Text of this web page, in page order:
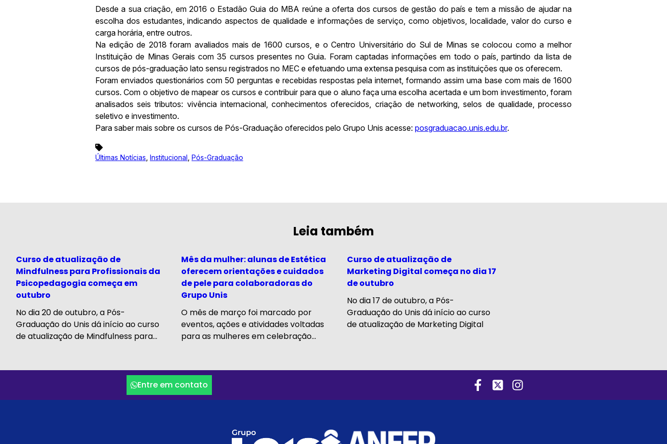
Desde a sua criação, em 2016 o Estadão Guia do MBA reúne a oferta dos cursos de gestão do país e tem a missão de ajudar na
escolha dos estudantes, indicando aspectos de qualidade e informações de serviço, como objetivos, localidade, valor do curso e
carga horária, entre outros.
Na edição de 2018 foram avaliados mais de 1600 cursos, e o Centro Universitário do Sul de Minas se colocou como a melhor
Instituição de Minas Gerais com 35 cursos presentes no Guia. Foram captadas informações em todo o país, partindo da lista de
cursos de pós-graduação lato sensu registrados no MEC e efetuando uma extensa pesquisa com as instituições que os oferecem.
Foram enviados questionários com 50 perguntas e recebidas respostas pela internet, formando assim uma base com mais de 1600
cursos. Com o objetivo de mapear os cursos e contribuir para que o aluno faça uma escolha acertada e um bom investimento, foram
analisados seis tributos: vivência internacional, conhecimentos oferecidos, criação de networking, selos de qualidade, processo
seletivo e investimento.
Para saber mais sobre os cursos de Pós-Graduação oferecidos pelo Grupo Unis acesse: posgraduacao.unis.edu.br.
Últimas Notícias Institucional Pós-Graduação
Leia também
Curso de atualização de
Mindfulness para Profissionais da
Psicopedagogia começa em
outubro
No dia 20 de outubro, a Pós-
Graduação do Unis dá início ao curso
de atualização de Mindfulness para...
Mês da mulher: alunas de Estética
oferecem orientações e cuidados
de pele para colaboradoras do
Grupo Unis
O mês de março foi marcado por
eventos, ações e atividades voltadas
para as mulheres em celebração...
Curso de atualização de
Marketing Digital começa no dia 17
de outubro
No dia 17 de outubro, a Pós-
Graduação do Unis dá início ao curso
de atualização de Marketing Digital
Entre em contato